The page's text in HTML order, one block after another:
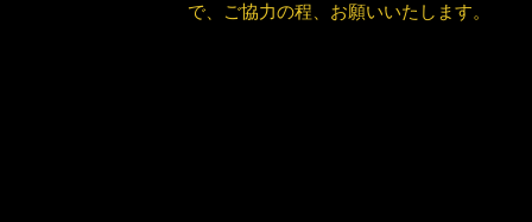
で、ご協力の程、お願いいたします。